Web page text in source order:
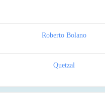
Roberto Bolano
Quetzal